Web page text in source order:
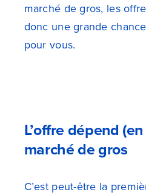
marché de gros, les
donc une grande
pour vous.
L’offre dépend
marché de gros
C’est peut-être la